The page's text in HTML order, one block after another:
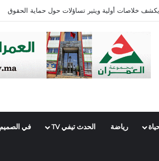
رياضة الحدث تيفي TV في الصميم